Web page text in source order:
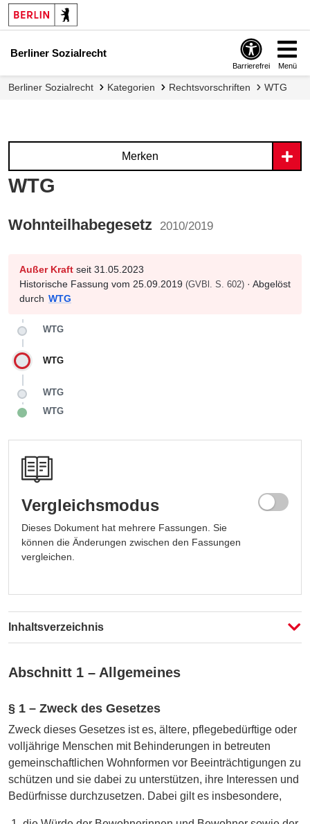
Berliner Sozialrecht
Barrierefrei Menü
Berliner Sozialrecht Kategorien Rechtsvorschriften WTG
WTG
Merken
Wohnteilhabegesetz 2010/2019
Außer Kraft seit 31.05.2023
Historische Fassung vom 25.09.2019 (GVBl. S. 602) · Abgelöst
durch WTG
WTG
WTG
WTG
WTG
Vergleichsmodus
Dieses Dokument hat mehrere Fassungen. Sie
können die Änderungen zwischen den Fassungen
vergleichen.
Fassung auswählen
Fassung auswählen
Inhaltsverzeichnis
Abschnitt 1 – Allgemeines
§ 1 – Zweck des Gesetzes
Zweck dieses Gesetzes ist es, ältere, pflegebedürftige oder
volljährige Menschen mit Behinderungen in betreuten
gemeinschaftlichen Wohnformen vor Beeinträchtigungen zu
schützen und sie dabei zu unterstützen, ihre Interessen und
Bedürfnisse durchzusetzen. Dabei gilt es insbesondere,